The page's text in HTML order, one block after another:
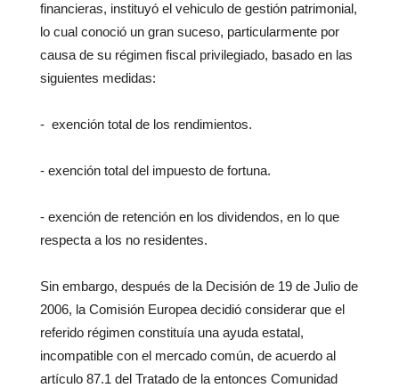
financieras, instituyó el vehiculo de gestión patrimonial,
lo cual conoció un gran suceso, particularmente por
causa de su régimen fiscal privilegiado, basado en las
siguientes medidas:
- exención total de los rendimientos.
- exención total del impuesto de fortuna.
- exención de retención en los dividendos, en lo que
respecta a los no residentes.
Sin embargo, después de la Decisión de 19 de Julio de
2006, la Comisión Europea decidió considerar que el
referido régimen constituía una ayuda estatal,
incompatible con el mercado común, de acuerdo al
artículo 87.1 del Tratado de la entonces Comunidad